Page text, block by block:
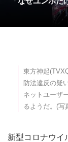
東方神起
防法違反の疑
ネットユーザ
るようだ。(写
新型コロナウイ